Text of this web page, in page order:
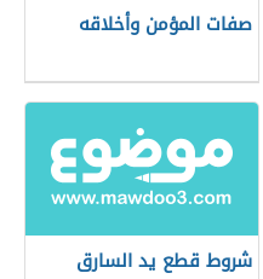
صفات المؤمن وأخلاقه
شروط قطع يد السارق